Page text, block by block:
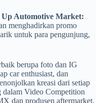
Automotive Market:
menghadirkan promo
untuk para pengunjung,
berupa foto dan IG
car enthusiast, dan
kreasi dari setiap
dalam Video Competition
dan produsen aftermarket.